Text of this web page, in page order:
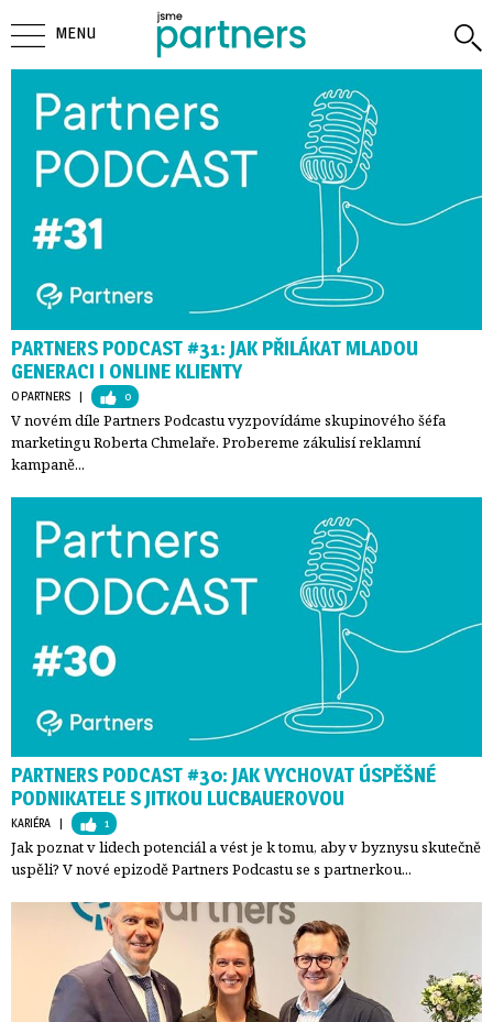
PARTNERS PODCAST #31: JAK PŘILÁKAT MLADOU
GENERACI I ONLINE KLIENTY
O PARTNERS | 0
V novém díle Partners Podcastu vyzpovídáme skupinového šéfa
marketingu Roberta Chmelaře. Probereme zákulisí reklamní
kampaně...
PARTNERS PODCAST #30: JAK VYCHOVAT ÚSPĚŠNÉ
PODNIKATELE S JITKOU LUCBAUEROVOU
KARIÉRA | 1
Jak poznat v lidech potenciál a vést je k tomu, aby v byznysu skutečně
uspěli? V nové epizodě Partners Podcastu se s partnerkou...
MENU